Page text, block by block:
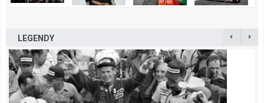
LEGENDY